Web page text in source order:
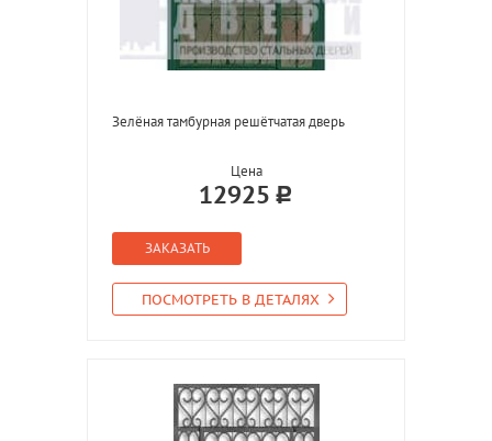
Зелёная тамбурная решётчатая дверь
Цена
12925
ЗАКАЗАТЬ
ПОСМОТРЕТЬ В ДЕТАЛЯХ